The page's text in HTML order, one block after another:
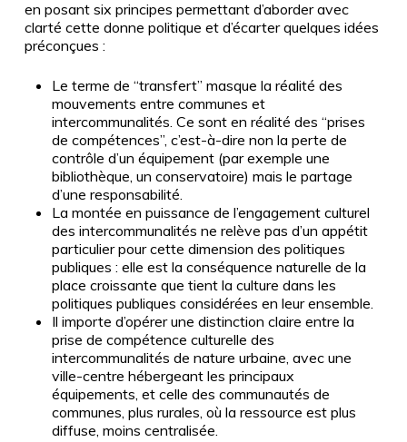
en posant six principes permettant d’aborder avec
clarté cette donne politique et d’écarter quelques idées
préconçues :
Le terme de “transfert” masque la réalité des
mouvements entre communes et
intercommunalités. Ce sont en réalité des “prises
de compétences”, c’est-à-dire non la perte de
contrôle d’un équipement (par exemple une
bibliothèque, un conservatoire) mais le partage
d’une responsabilité.
La montée en puissance de l’engagement culturel
des intercommunalités ne relève pas d’un appétit
particulier pour cette dimension des politiques
publiques : elle est la conséquence naturelle de la
place croissante que tient la culture dans les
politiques publiques considérées en leur ensemble.
Il importe d’opérer une distinction claire entre la
prise de compétence culturelle des
intercommunalités de nature urbaine, avec une
ville-centre hébergeant les principaux
équipements, et celle des communautés de
communes, plus rurales, où la ressource est plus
diffuse, moins centralisée.